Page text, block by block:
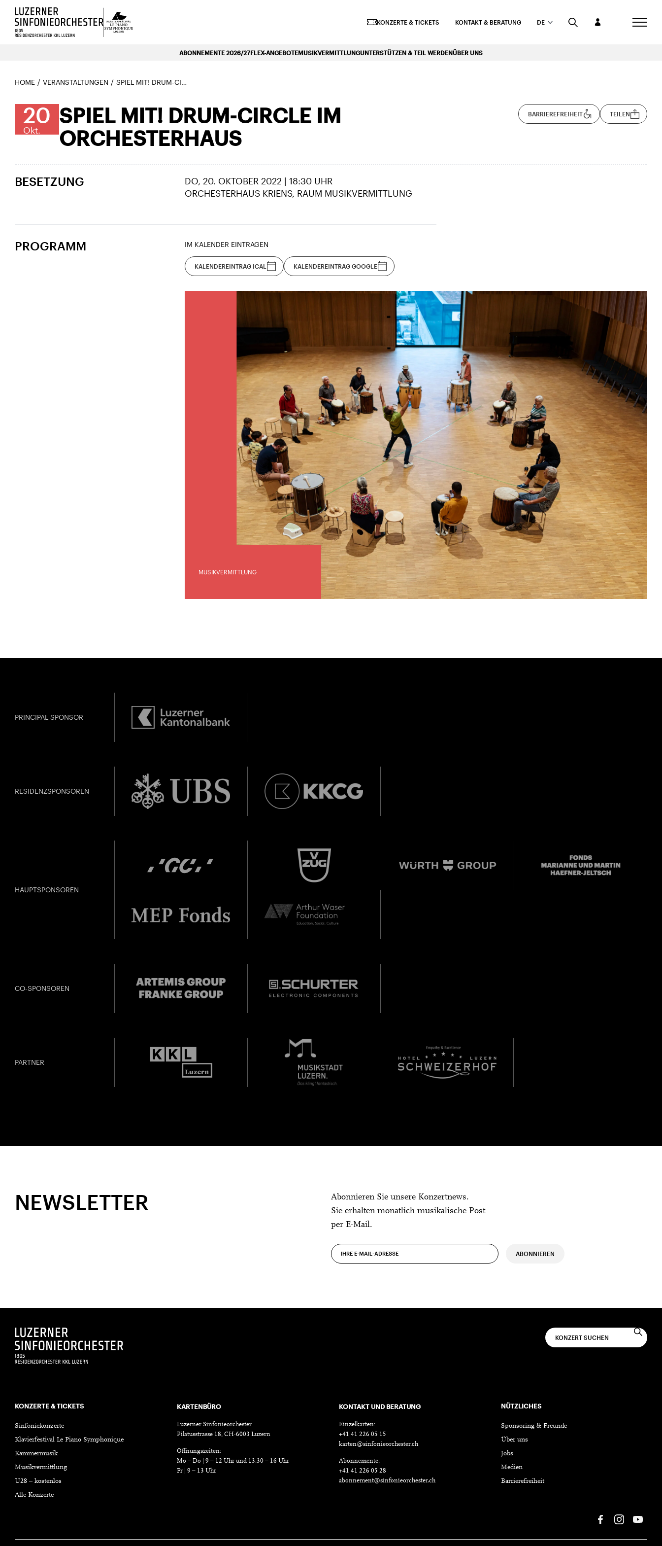
Luzerns Klavierfestival «Le Piano Symphonique»
KONZERTE & TICKETS KONTAKT & BERATUNG DE
ABONNEMENTE 2026/27FLEX-ANGEBOTEMUSIKVERMITTLUNGUNTERSTÜTZEN & TEIL WERDENÜBER UNS
HOME VERANSTALTUNGEN SPIEL MIT! DRUM-CIRCLE IM ORCHESTERHAUS 2010
20
Okt.
SPIEL MIT! DRUM-CIRCLE IM
ORCHESTERHAUS
BARRIEREFREIHEIT TEILEN
DIESE VERANSTALTUNG WEITEREMPFEHLEN
Gefällt Ihnen diese Veranstaltung? Machen Sie Freunde oder Bekannte via E-Mail oder Facebook-
Sharing darauf aufmerksam.
BESETZUNG
DO, 20. OKTOBER 2022 | 18:30 UHR
ORCHESTERHAUS KRIENS, RAUM MUSIKVERMITTLUNG
PROGRAMM IM KALENDER EINTRAGEN
KALENDEREINTRAG ICAL KALENDEREINTRAG GOOGLE
MUSIKVERMITTLUNG
Überprüfen
PRINCIPAL SPONSOR
RESIDENZSPONSOREN
HAUPTSPONSOREN
CO-SPONSOREN
PARTNER
NEWSLETTER
Abonnieren Sie unsere Konzertnews.
Sie erhalten monatlich musikalische Post
per E-Mail.
ABONNIEREN
KONZERTE & TICKETS
Sinfoniekonzerte
Klavierfestival Le Piano Symphonique
Kammermusik
Musikvermittlung
U28 – kostenlos
Alle Konzerte
KARTENBÜRO
Luzerner Sinfonieorchester
Pilatusstrasse 18, CH-6003 Luzern
Öffnungszeiten:
Mo – Do | 9 – 12 Uhr und 13.30 – 16 Uhr
Fr | 9 – 13 Uhr
KONTAKT UND BERATUNG
Einzelkarten:
+41 41 226 05 15
karten@sinfonieorchester.ch
Abonnemente:
+41 41 226 05 28
abonnement@sinfonieorchester.ch
NÜTZLICHES
Sponsoring & Freunde
Über uns
Jobs
Medien
Barrierefreiheit